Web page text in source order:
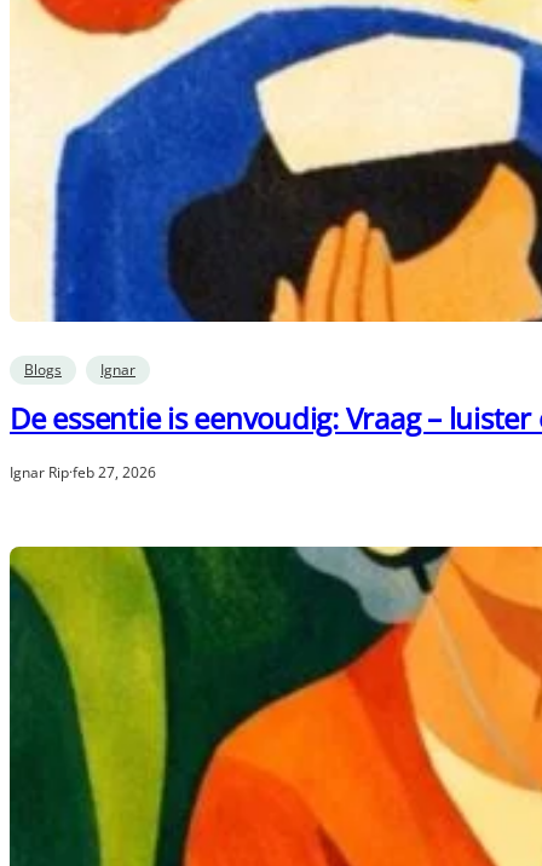
Blogs Ignar
De essentie is eenvoudig: Vraag – luister
Ignar Rip·feb 27, 2026